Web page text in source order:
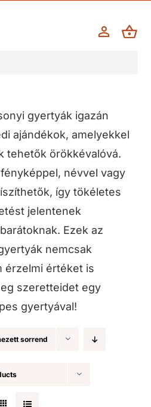
gyertyák igazán
ajándékok, amelyekkel
tehetők örökkévalóvá.
névvel vagy
így tökéletes
jelentenek
Ezek az
nemcsak
érzelmi értéket is
szeretteidet egy
gyertyával!
sorrend